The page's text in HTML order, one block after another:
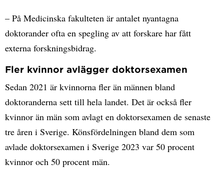
– På Medicinska fakulteten är antalet nyantagna
doktorander ofta en spegling av att forskare har fått
externa forskningsbidrag.
Fler kvinnor avlägger doktorsexamen
Sedan 2021 är kvinnorna fler än männen bland
doktoranderna sett till hela landet. Det är också fler
kvinnor än män som avlagt en doktorsexamen de senaste
tre åren i Sverige. Könsfördelningen bland dem som
avlade doktorsexamen i Sverige 2023 var 50 procent
kvinnor och 50 procent män.